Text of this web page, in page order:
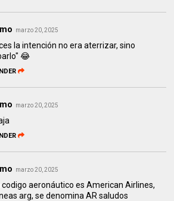
marzo 20, 2025
la intención no era aterrizar, sino
😂
marzo 20, 2025
marzo 20, 2025
codigo aeronáutico es American Airlines,
arg, se denomina AR saludos